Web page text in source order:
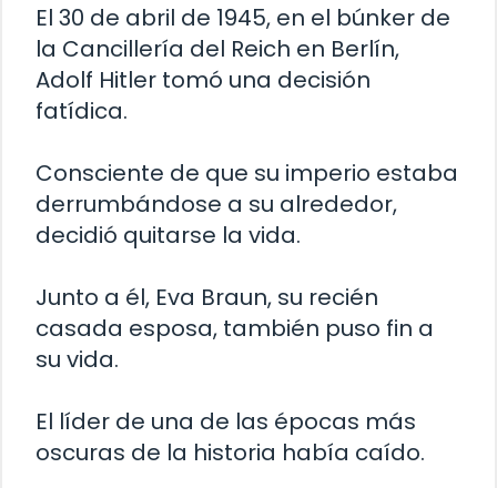
El 30 de abril de 1945, en el búnker de
la Cancillería del Reich en Berlín,
Adolf Hitler tomó una decisión
fatídica.
Consciente de que su imperio estaba
derrumbándose a su alrededor,
decidió quitarse la vida.
Junto a él, Eva Braun, su recién
casada esposa, también puso fin a
su vida.
El líder de una de las épocas más
oscuras de la historia había caído.